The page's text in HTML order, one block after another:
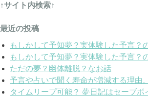
↑サイト内検索↑
最近の投稿
もしかして予知夢？実体験した予言？
もしかして予知夢？実体験した予言？
ただの夢？幽体離脱？なお話
予言や占いで聞く寿命が増減する理由
タイムリープ可能？ 夢日記はセーブポ